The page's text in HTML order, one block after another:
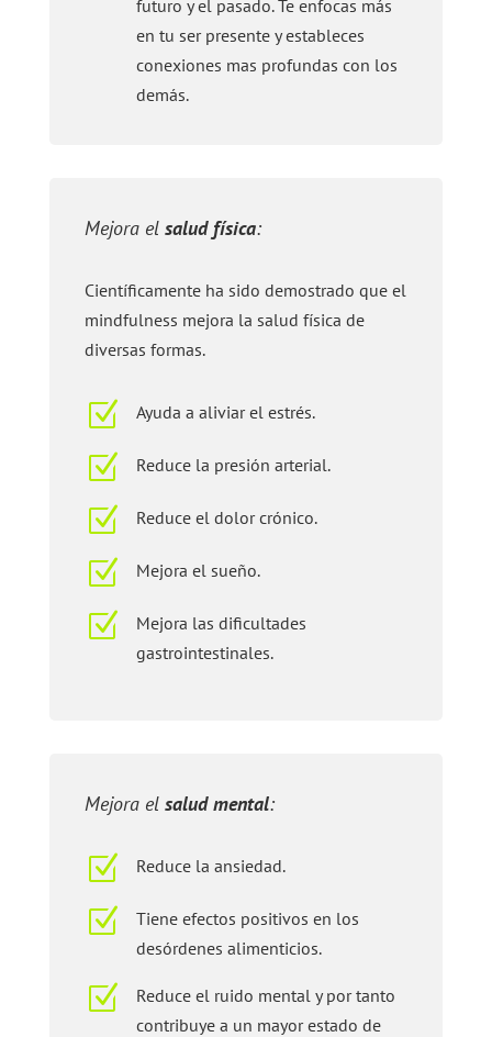
futuro y el pasado. Te enfocas más
en tu ser presente y estableces
conexiones mas profundas con los
demás.
Mejora el salud física:
Científicamente ha sido demostrado que el
mindfulness mejora la salud física de
diversas formas.
Z Ayuda a aliviar el estrés.
Z Reduce la presión arterial.
Z Reduce el dolor crónico.
Z Mejora el sueño.
Z
Mejora las dificultades
gastrointestinales.
Mejora el salud mental:
Z Reduce la ansiedad.
Z
Tiene efectos positivos en los
desórdenes alimenticios.
Z
Reduce el ruido mental y por tanto
contribuye a un mayor estado de